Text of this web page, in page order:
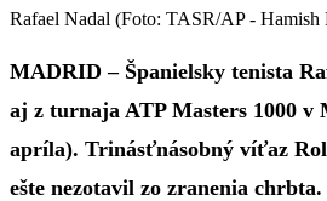
Rafael Nadal (Foto: TASR/AP - Hamish
MADRID – Španielsky tenista
aj z turnaja ATP Masters 1000 v
apríla). Trinásťnásobný víťaz
ešte nezotavil zo zranenia chrbta.